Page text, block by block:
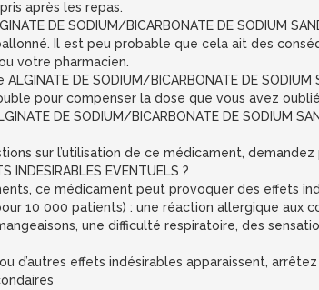
après les repas.
DE SODIUM/BICARBONATE DE SODIUM
Il est peu probable que cela ait des
votre pharmacien.
DE SODIUM/BICARBONATE DE
pour compenser la dose que vous avez
DE SODIUM/BICARBONATE DE SODIUM
sur l’utilisation de ce médicament,
INDESIRABLES EVENTUELS ?
ce médicament peut provoquer des effets
10 000 patients) : une réaction allergique
une difficulté respiratoire, des
d’autres effets indésirables apparaissent,